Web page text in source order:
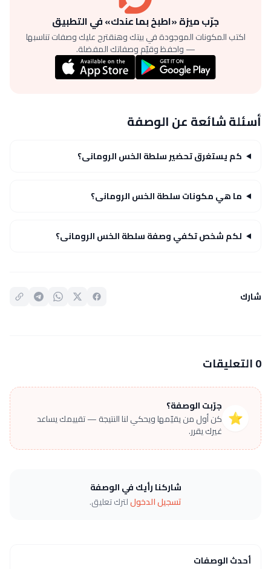
جرّب ميزة «اطبخ بما عندك» في التطبيق
اكتب المكونات الموجودة في بيتك وهنقترح عليك وصفات تناسبها
— واحفظ وقيّم وصفاتك المفضلة.
أسئلة شائعة عن الوصفة
كم يستغرق تحضير سلطة الخس الرومانى؟
ما هي مكونات سلطة الخس الرومانى؟
لكم شخص تكفي وصفة سلطة الخس الرومانى؟
شارك
0 التعليقات
⭐
جرّبت الوصفة؟
كن أول من يقيّمها ويحكي لنا النتيجة — تقييمك يساعد
غيرك يقرر.
شاركنا رأيك في الوصفة
تسجيل الدخوللترك تعليق.
أحدث الوصفات